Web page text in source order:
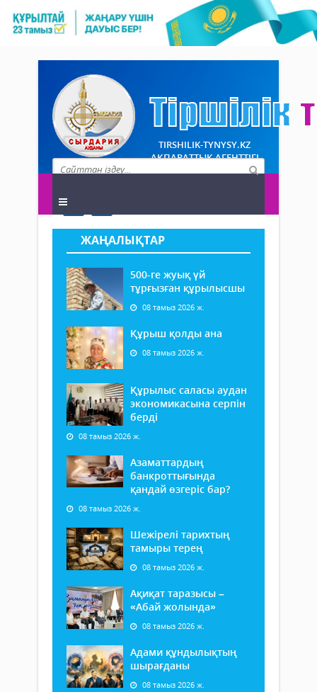
TIRSHILIK-TYNYSY.KZ
АҚПАРАТТЫҚ АГЕНТТІГІ
ЖАҢАЛЫҚТАР
500-ге жуық үй
тұрғызған құрылысшы
08 тамыз 2026 ж.
Құрыш қолды ана
08 тамыз 2026 ж.
Құрылыс саласы аудан
экономикасына серпін
берді
08 тамыз 2026 ж.
Азаматтардың
банкроттығында
қандай өзгеріс бар?
08 тамыз 2026 ж.
Шежірелі тарихтың
тамыры терең
08 тамыз 2026 ж.
Ақиқат таразысы –
«Абай жолында»
08 тамыз 2026 ж.
Адами құндылықтың
шырағданы
08 тамыз 2026 ж.